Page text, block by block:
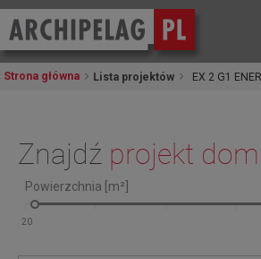
Strona główna Lista projektów EX 2 G1
Znajdź projekt
Powierzchnia [m²]